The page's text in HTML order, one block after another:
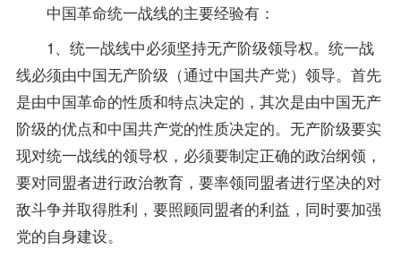
中国革命统一战线的主要经验有：
1、统一战线中必须坚持无产阶级领导权。统一战
线必须由中国无产阶级（通过中国共产党）领导。首先
是由中国革命的性质和特点决定的，其次是由中国无产
阶级的优点和中国共产党的性质决定的。无产阶级要实
现对统一战线的领导权，必须要制定正确的政治纲领，
要对同盟者进行政治教育，要率领同盟者进行坚决的对
敌斗争并取得胜利，要照顾同盟者的利益，同时要加强
党的自身建设。